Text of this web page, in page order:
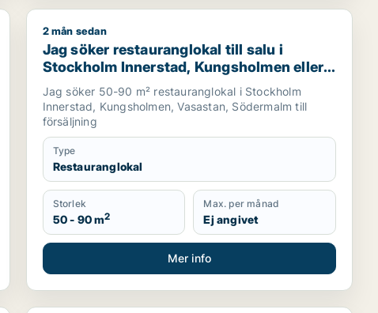
Jag söker restauranglokal till salu i Stockholm
2 mån sedan
Jag söker restauranglokal till salu i
Stockholm Innerstad, Kungsholmen eller
Vasastan m.fl.
Jag söker 50-90 m² restauranglokal i Stockholm
Innerstad, Kungsholmen, Vasastan, Södermalm till
försäljning
Type
Restauranglokal
Storlek
50 - 90 m2
Max. per månad
Ej angivet
Mer info